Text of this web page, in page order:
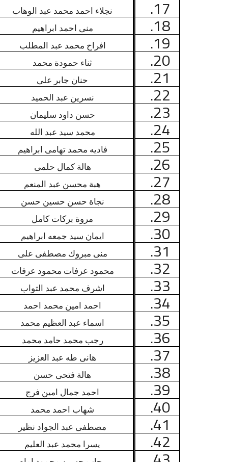
17. نجلاء احمد محمد عبد الوهاب
18. منى احمد ابراهيم
19. افراح محمد عبد المطلب
20. ثناء حمودة محمد
21. حنان جابر على
22. نسرين عبد الحميد
23. حسن داود سليمان
24. محمد سيد عبد الله
25. فاديه محمد تهامى ابراهيم
26. هالة كمال حلمى
27. هبة محسن عبد المنعم
28. نجاة حسن حسين حسن
29. مروة بركات كامل
30. ايمان سيد جمعه ابراهيم
31. منى مبروك مصطفى على
32. محمود عرفات محمود عرفات
33. اشرف محمد عبد التواب
34. احمد امين محمد احمد
35. اسماء عبد العظيم محمد
36. رجب محمد حامد محمد
37. هانى طه عبد العزيز
38. هالة فتحى حسن
39. احمد جمال امين فرج
40. شهاب احمد محمد
41. مصطفى عبد الجواد نظير
42. يسرا محمد عبد العليم